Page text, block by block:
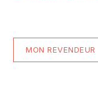
MON REVENDEUR